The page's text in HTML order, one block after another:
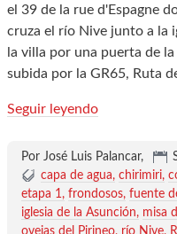
el 39 de la rue d'Espagne
cruza el río Nive junto a la
la villa por una puerta de
subida por la GR65, Ruta
Seguir leyendo
Por José Luis Palancar,
capa de agua chirimiri
etapa 1 frondosos fuente
iglesia de la Asunción
misa
ovejas del Pirineo río Nive